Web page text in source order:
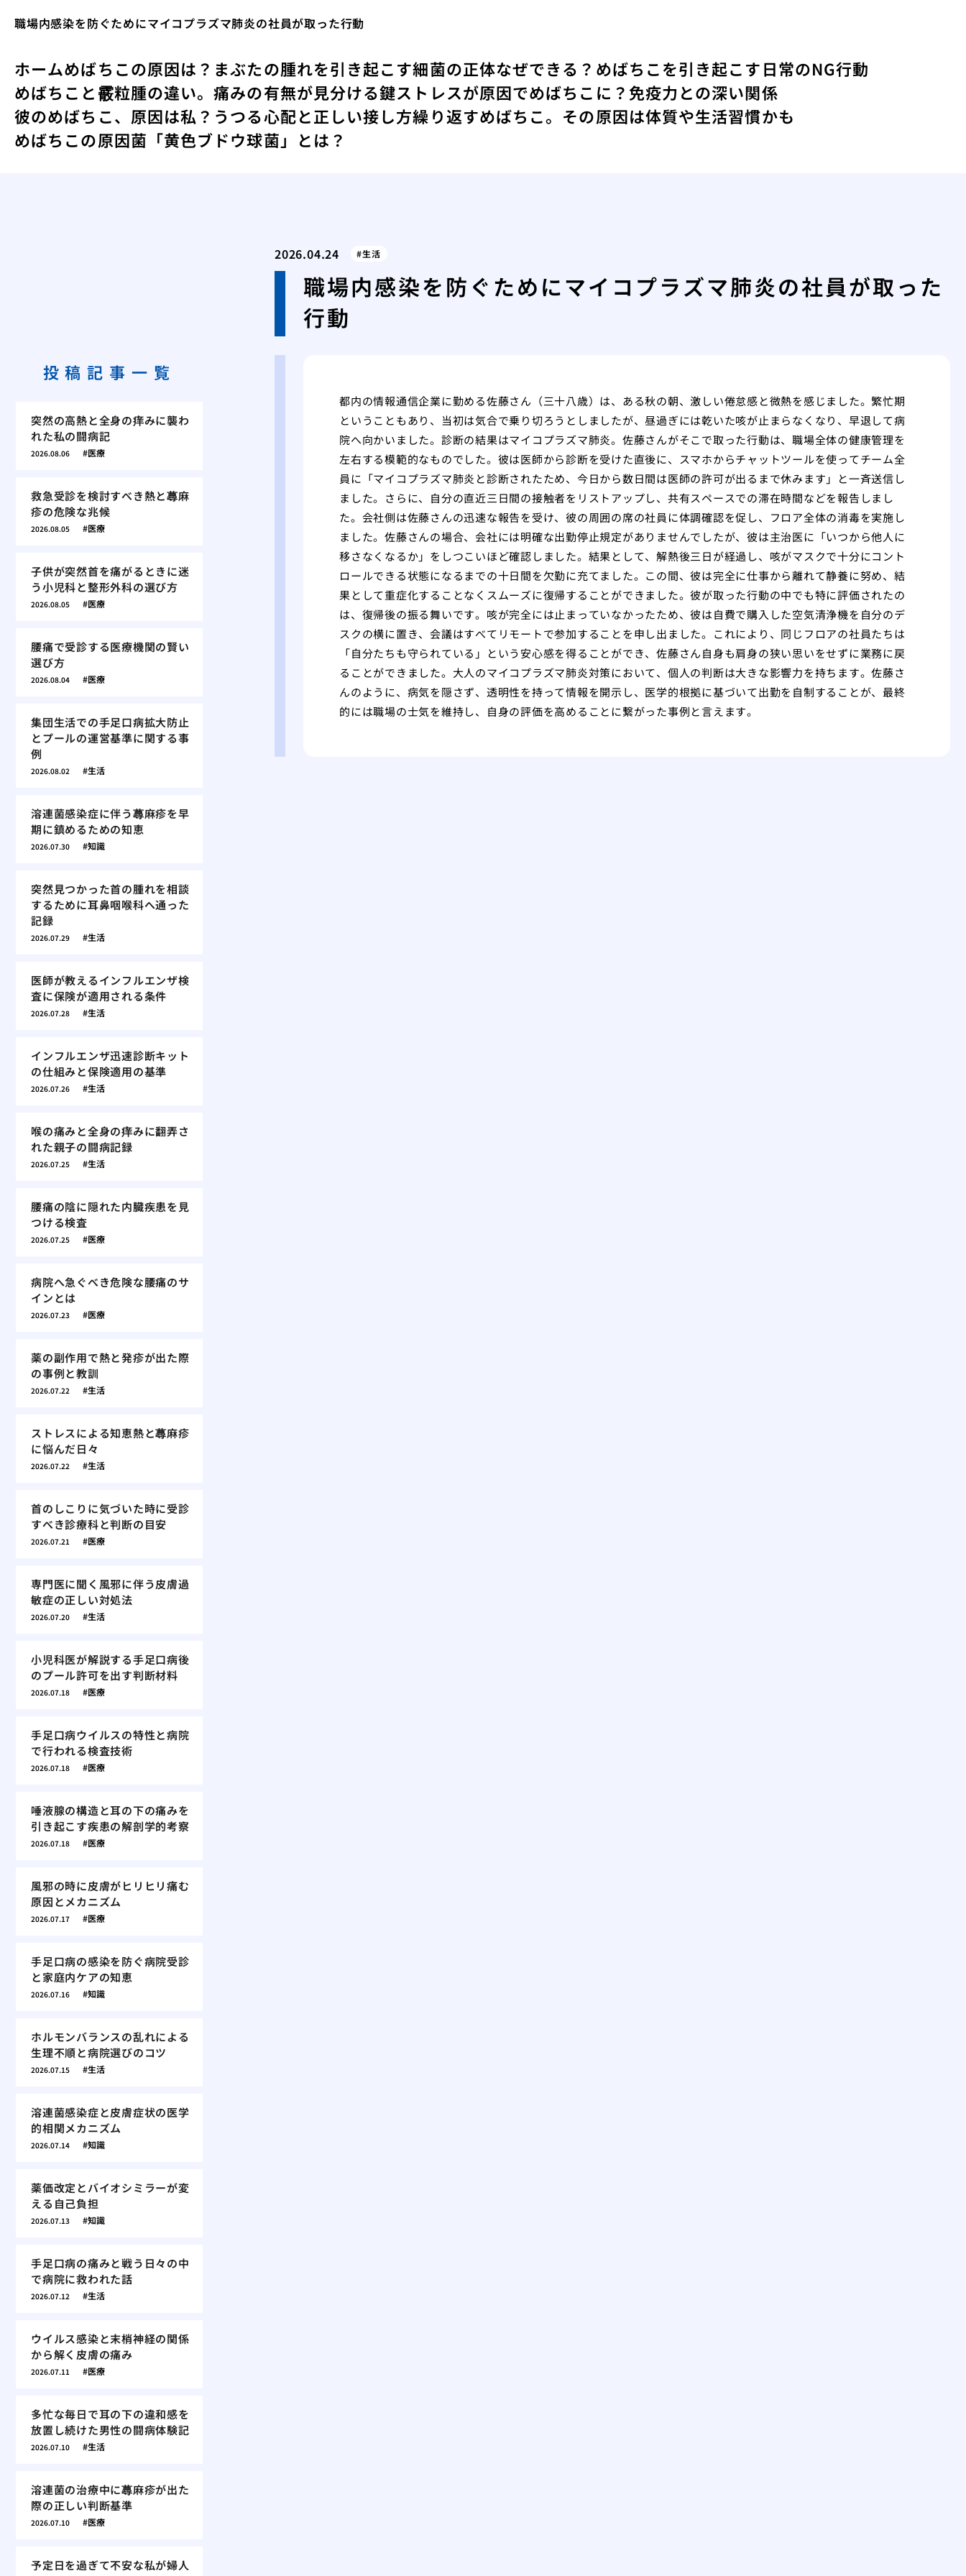
職場内感染を防ぐためにマイコプラズマ肺炎の社員が取った行動
ホームめばちこの原因は？まぶたの腫れを引き起こす細菌の正体なぜできる？めばちこを引き起こす日常のNG行動
めばちこと霰粒腫の違い。痛みの有無が見分ける鍵ストレスが原因でめばちこに？免疫力との深い関係
彼のめばちこ、原因は私？うつる心配と正しい接し方繰り返すめばちこ。その原因は体質や生活習慣かも
めばちこの原因菌「黄色ブドウ球菌」とは？
2026.04.24 生活
職場内感染を防ぐためにマイコプラズマ肺炎の社員が取った
行動
都内の情報通信企業に勤める佐藤さん（三十八歳）は、ある秋の朝、激しい倦怠感と微熱を感じました。繁忙期
ということもあり、当初は気合で乗り切ろうとしましたが、昼過ぎには乾いた咳が止まらなくなり、早退して病
院へ向かいました。診断の結果はマイコプラズマ肺炎。佐藤さんがそこで取った行動は、職場全体の健康管理を
左右する模範的なものでした。彼は医師から診断を受けた直後に、スマホからチャットツールを使ってチーム全
員に「マイコプラズマ肺炎と診断されたため、今日から数日間は医師の許可が出るまで休みます」と一斉送信し
ました。さらに、自分の直近三日間の接触者をリストアップし、共有スペースでの滞在時間などを報告しまし
た。会社側は佐藤さんの迅速な報告を受け、彼の周囲の席の社員に体調確認を促し、フロア全体の消毒を実施し
ました。佐藤さんの場合、会社には明確な出勤停止規定がありませんでしたが、彼は主治医に「いつから他人に
移さなくなるか」をしつこいほど確認しました。結果として、解熱後三日が経過し、咳がマスクで十分にコント
ロールできる状態になるまでの十日間を欠勤に充てました。この間、彼は完全に仕事から離れて静養に努め、結
果として重症化することなくスムーズに復帰することができました。彼が取った行動の中でも特に評価されたの
は、復帰後の振る舞いです。咳が完全には止まっていなかったため、彼は自費で購入した空気清浄機を自分のデ
スクの横に置き、会議はすべてリモートで参加することを申し出ました。これにより、同じフロアの社員たちは
「自分たちも守られている」という安心感を得ることができ、佐藤さん自身も肩身の狭い思いをせずに業務に戻
ることができました。大人のマイコプラズマ肺炎対策において、個人の判断は大きな影響力を持ちます。佐藤さ
んのように、病気を隠さず、透明性を持って情報を開示し、医学的根拠に基づいて出勤を自制することが、最終
的には職場の士気を維持し、自身の評価を高めることに繋がった事例と言えます。
投稿記事一覧
突然の高熱と全身の痒みに襲わ
れた私の闘病記
2026.08.06 医療
救急受診を検討すべき熱と蕁麻
疹の危険な兆候
2026.08.05 医療
子供が突然首を痛がるときに迷
う小児科と整形外科の選び方
2026.08.05 医療
腰痛で受診する医療機関の賢い
選び方
2026.08.04 医療
集団生活での手足口病拡大防止
とプールの運営基準に関する事
例
2026.08.02 生活
溶連菌感染症に伴う蕁麻疹を早
期に鎮めるための知恵
2026.07.30 知識
突然見つかった首の腫れを相談
するために耳鼻咽喉科へ通った
記録
2026.07.29 生活
医師が教えるインフルエンザ検
査に保険が適用される条件
2026.07.28 生活
インフルエンザ迅速診断キット
の仕組みと保険適用の基準
2026.07.26 生活
喉の痛みと全身の痒みに翻弄さ
れた親子の闘病記録
2026.07.25 生活
腰痛の陰に隠れた内臓疾患を見
つける検査
2026.07.25 医療
病院へ急ぐべき危険な腰痛のサ
インとは
2026.07.23 医療
薬の副作用で熱と発疹が出た際
の事例と教訓
2026.07.22 生活
ストレスによる知恵熱と蕁麻疹
に悩んだ日々
2026.07.22 生活
首のしこりに気づいた時に受診
すべき診療科と判断の目安
2026.07.21 医療
専門医に聞く風邪に伴う皮膚過
敏症の正しい対処法
2026.07.20 生活
小児科医が解説する手足口病後
のプール許可を出す判断材料
2026.07.18 医療
手足口病ウイルスの特性と病院
で行われる検査技術
2026.07.18 医療
唾液腺の構造と耳の下の痛みを
引き起こす疾患の解剖学的考察
2026.07.18 医療
風邪の時に皮膚がヒリヒリ痛む
原因とメカニズム
2026.07.17 医療
手足口病の感染を防ぐ病院受診
と家庭内ケアの知恵
2026.07.16 知識
ホルモンバランスの乱れによる
生理不順と病院選びのコツ
2026.07.15 生活
溶連菌感染症と皮膚症状の医学
的相関メカニズム
2026.07.14 知識
薬価改定とバイオシミラーが変
える自己負担
2026.07.13 知識
手足口病の痛みと戦う日々の中
で病院に救われた話
2026.07.12 生活
ウイルス感染と末梢神経の関係
から解く皮膚の痛み
2026.07.11 医療
多忙な毎日で耳の下の違和感を
放置し続けた男性の闘病体験記
2026.07.10 生活
溶連菌の治療中に蕁麻疹が出た
際の正しい判断基準
2026.07.10 医療
予定日を過ぎて不安な私が婦人